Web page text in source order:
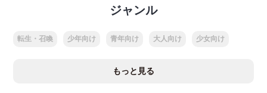
ジャンル
転生・召喚 少年向け 青年向け 大人向け 少女向け
もっと見る